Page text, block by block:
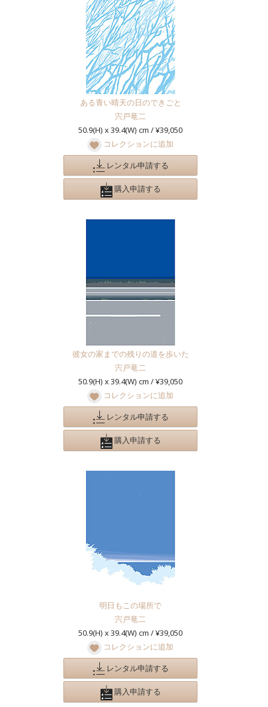
ある青い晴天の日のできごと
宍戸竜二
50.9(H) x 39.4(W) cm / ¥39,050
コレクションに追加
レンタル申請する
購入申請する
彼女の家までの残りの道を歩いた
宍戸竜二
50.9(H) x 39.4(W) cm / ¥39,050
コレクションに追加
レンタル申請する
購入申請する
明日もこの場所で
宍戸竜二
50.9(H) x 39.4(W) cm / ¥39,050
コレクションに追加
レンタル申請する
購入申請する